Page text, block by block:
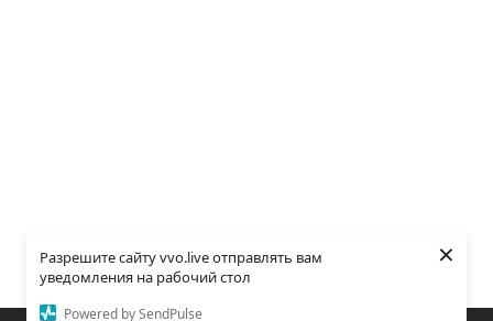
Разрешите сайту vvo.live отправлять вам
уведомления на рабочий стол
Powered by SendPulse
×